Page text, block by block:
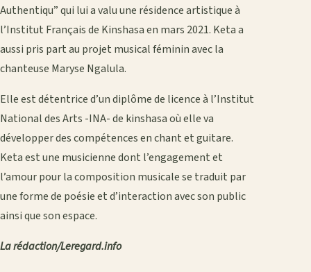
Authentiqu” qui lui a valu une résidence artistique à
l’Institut Français de Kinshasa en mars 2021. Keta a
aussi pris part au projet musical féminin avec la
chanteuse Maryse Ngalula.
Elle est détentrice d’un diplôme de licence à l’Institut
National des Arts -INA- de kinshasa où elle va
développer des compétences en chant et guitare.
Keta est une musicienne dont l’engagement et
l’amour pour la composition musicale se traduit par
une forme de poésie et d’interaction avec son public
ainsi que son espace.
La rédaction/Leregard.info